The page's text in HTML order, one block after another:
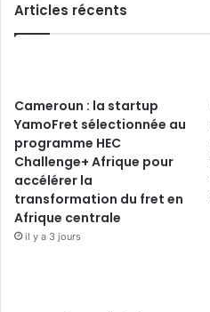
Articles récents
Cameroun : la startup
YamoFret sélectionnée au
programme HEC
Challenge+ Afrique pour
accélérer la
transformation du fret en
Afrique centrale
il y a 3 jours